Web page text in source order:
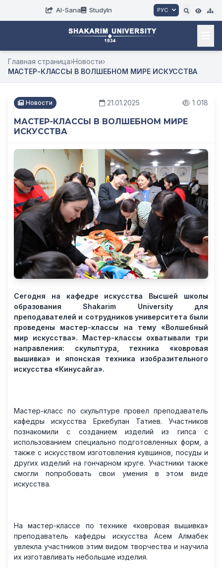
AI-Sana StudyIn РУС
Главная страница›Новости›
МАСТЕР-КЛАССЫ В ВОЛШЕБНОМ МИРЕ ИСКУССТВА
Новости 21.01.2025 1 018
МАСТЕР-КЛАССЫ В ВОЛШЕБНОМ МИРЕ
ИСКУССТВА
Сегодня на кафедре искусства Высшей школы
образования Shakarim University для
преподавателей и сотрудников университета были
проведены мастер-классы на тему «Волшебный
мир искусства». Мастер-классы охватывали три
направления: скульптура, техника «ковровая
вышивка» и японская техника изобразительного
искусства «Кинусайга».
Мастер-класс по скульптуре провел преподаватель
кафедры искусства Еркебулан Татиев. Участников
познакомили с созданием изделий из гипса с
использованием специально подготовленных форм, а
также с искусством изготовления кувшинов, посуды и
других изделий на гончарном круге. Участники также
смогли попробовать свои умения в этом виде
искусства.
На мастер-классе по технике «ковровая вышивка»
преподаватель кафедры искусства Асем Алмабек
увлекла участников этим видом творчества и научила
их изготавливать небольшие изделия.